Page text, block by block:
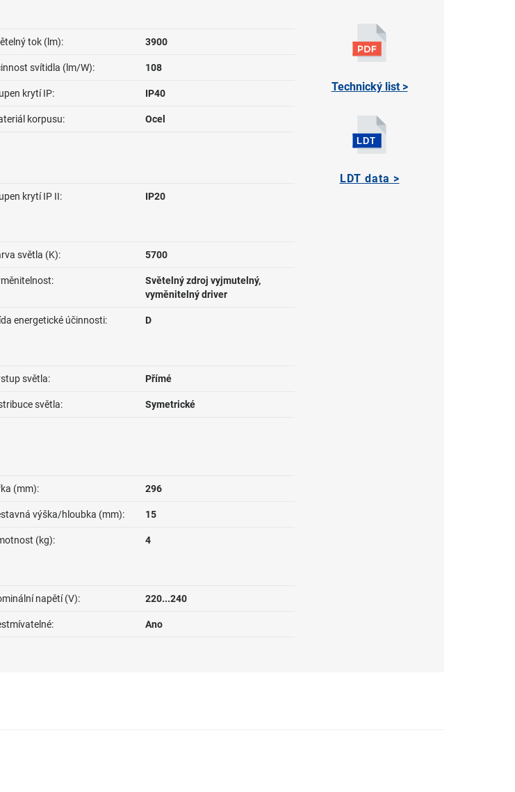
tok (lm): 3900
svítidla (lm/W): 108
krytí IP: IP40
korpusu: Ocel
krytí IP II: IP20
světla (K): 5700
Světelný zdroj vyjmutelný,
vyměnitelný driver
energetické účinnosti: D
světla: Přímé
světla: Symetrické
(mm): 296
výška/hloubka (mm): 15
(kg): 4
napětí (V): 220...240
Ano
Technický list >
LDT data >